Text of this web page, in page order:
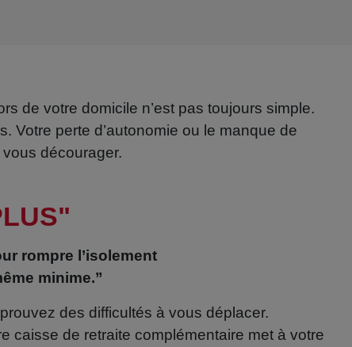
de votre domicile n’est pas toujours simple.
Votre perte d’autonomie ou le manque de
décourager.
rompre l’isolement
minime.”
des difficultés à vous déplacer.
caisse de retraite complémentaire met à votre